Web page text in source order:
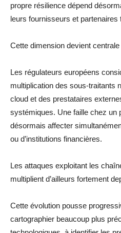
propre résilience dépend
leurs fournisseurs et partenaires
Cette dimension devient
Les régulateurs européens
multiplication des sous-traitants
cloud et des prestataires
systémiques. Une faille chez un
désormais affecter
ou d’institutions financières.
Les attaques exploitant les
multiplient d’ailleurs fortement
Cette évolution pousse
cartographier beaucoup plus